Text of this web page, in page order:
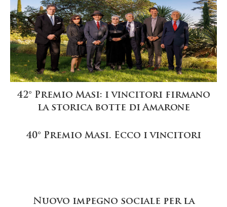
42° Premio Masi: i vincitori firmano
la storica botte di Amarone
40° Premio Masi. Ecco i vincitori
Nuovo impegno sociale per la